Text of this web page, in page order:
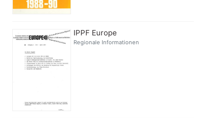
IPPF Europe
Regionale Informationen